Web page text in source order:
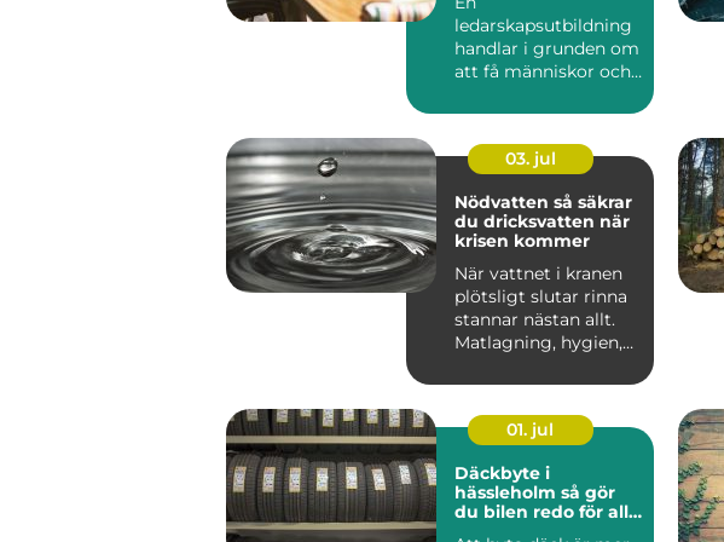
ledarskapsutbildning
handlar i grunden om
att få människor och
fungera bättre till...
03. jul
Nödvatten så säkrar
du dricksvatten när
krisen kommer
När vattnet i kranen
plötsligt slutar rinna
stannar nästan allt.
Matlagning, hygien,
01. jul
Däckbyte i
hässleholm så gör
du bilen redo för alla